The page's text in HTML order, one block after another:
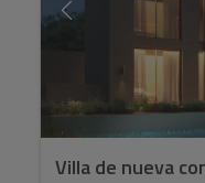
Villa de nueva